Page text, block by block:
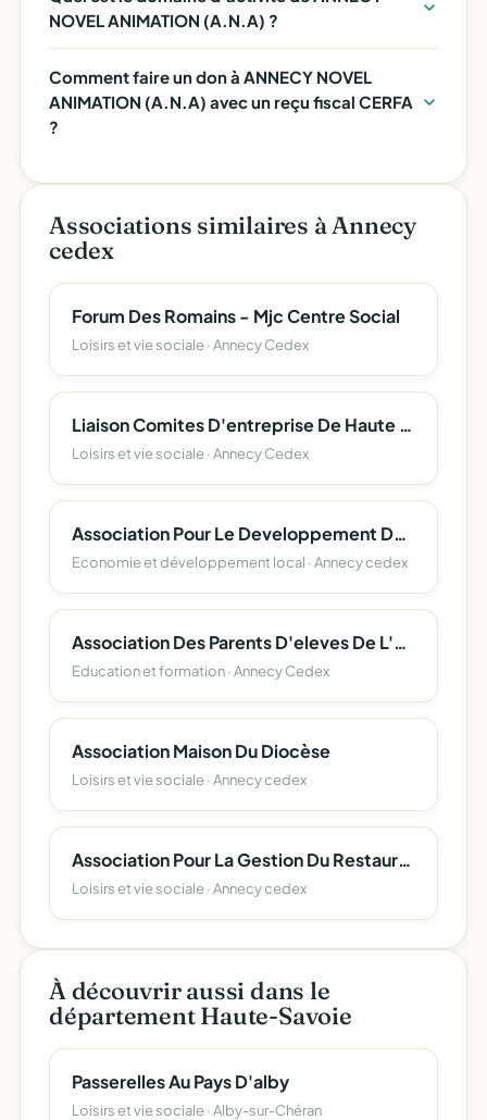
NOVEL ANIMATION (A.N.A) ?
Comment faire un don à ANNECY NOVEL
ANIMATION (A.N.A) avec un reçu fiscal CERFA
?
Associations similaires à Annecy
cedex
Forum Des Romains - Mjc Centre Social
Loisirs et vie sociale · Annecy Cedex
Liaison Comites D'entreprise De Haute Savoie (L.c.e. 74)
Loisirs et vie sociale · Annecy Cedex
Association Pour Le Developpement De L'emploi Agricole Et Rural De Haute-Savoie
Economie et développement local · Annecy cedex
Association Des Parents D'eleves De L'enseignement Libre (Apel) Du Departement De La Haute-Savoie
Education et formation · Annecy Cedex
Association Maison Du Diocèse
Loisirs et vie sociale · Annecy cedex
Association Pour La Gestion Du Restaurant Inter Administratif D'annecy (A.r.i.a.)
Loisirs et vie sociale · Annecy cedex
À découvrir aussi dans le
département Haute-Savoie
Passerelles Au Pays D'alby
Loisirs et vie sociale · Alby-sur-Chéran